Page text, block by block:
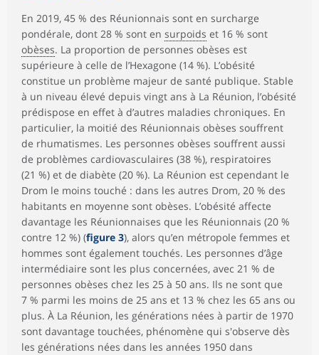
En 2019, 45 % des Réunionnais sont en surcharge
pondérale, dont 28 % sont en surpoids et 16 % sont
obèses. La proportion de personnes obèses est
supérieure à celle de l’Hexagone (14 %). L’obésité
constitue un problème majeur de santé publique. Stable
à un niveau élevé depuis vingt ans à La Réunion, l’obésité
prédispose en effet à d’autres maladies chroniques. En
particulier, la moitié des Réunionnais obèses souffrent
de rhumatismes. Les personnes obèses souffrent aussi
de problèmes cardiovasculaires (38 %), respiratoires
(21 %) et de diabète (20 %). La Réunion est cependant le
Drom le moins touché : dans les autres Drom, 20 % des
habitants en moyenne sont obèses. L’obésité affecte
davantage les Réunionnaises que les Réunionnais (20 %
contre 12 %) (figure 3), alors qu’en métropole femmes et
hommes sont également touchés. Les personnes d’âge
intermédiaire sont les plus concernées, avec 21 % de
personnes obèses chez les 25 à 50 ans. Ils ne sont que
7 % parmi les moins de 25 ans et 13 % chez les 65 ans ou
plus. À La Réunion, les générations nées à partir de 1970
sont davantage touchées, phénomène qui s'observe dès
les générations nées dans les années 1950 dans